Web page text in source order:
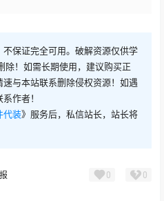
保证完全可用。破解资源仅供学
除！如需长期使用，建议购买正
与本站联系删除侵权资源！如遇
作者！
代装》服务后，私信站长，站长将
0 0